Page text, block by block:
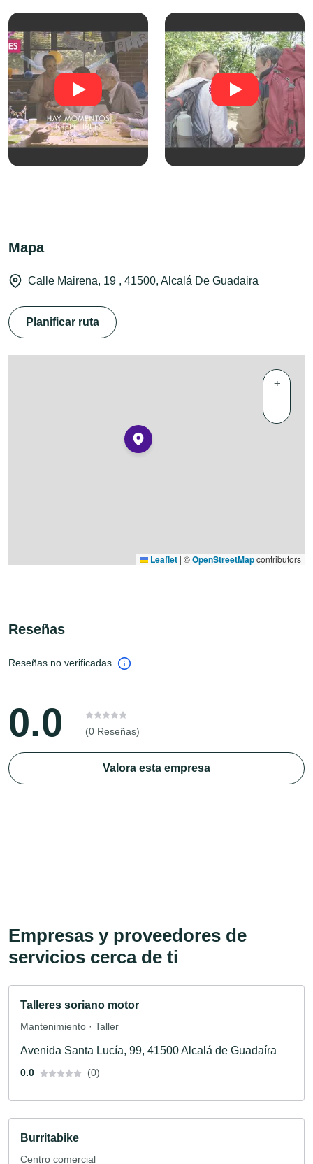
Mapa
Calle Mairena, 19 , 41500, Alcalá De Guadaira
Planificar ruta
+
−
Leaflet | ©OpenStreetMapcontributors
Reseñas
Reseñas no verificadas
0.0 (0 Reseñas)
Valora esta empresa
Empresas y proveedores de
servicios cerca de ti
Talleres soriano motor
Mantenimiento · Taller
Avenida Santa Lucía, 99, 41500 Alcalá de Guadaíra
0.0 (0)
Burritabike
Centro comercial